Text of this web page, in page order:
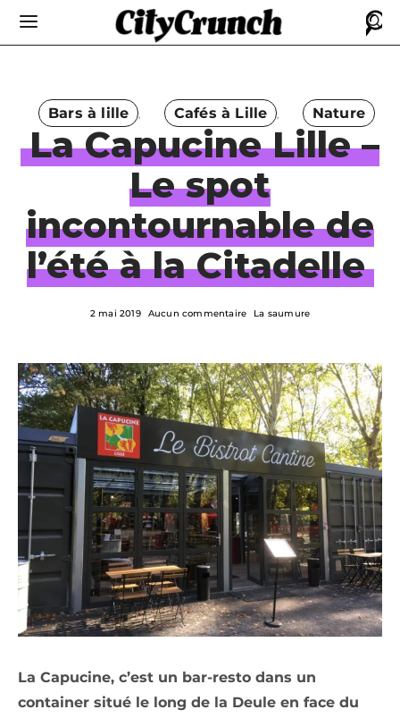
Bars à lille Cafés à Lille Nature
La Capucine Lille –
Le spot
incontournable de
l’été à la Citadelle
2 mai 2019 Aucun commentaire La saumure
La Capucine, c’est un bar-resto dans un
container situé le long de la Deule en face du